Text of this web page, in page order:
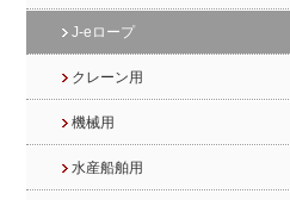
J-eロープ
クレーン用
機械用
水産船舶用